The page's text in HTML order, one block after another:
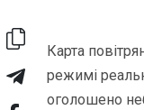
Карта
режимі
оголошено